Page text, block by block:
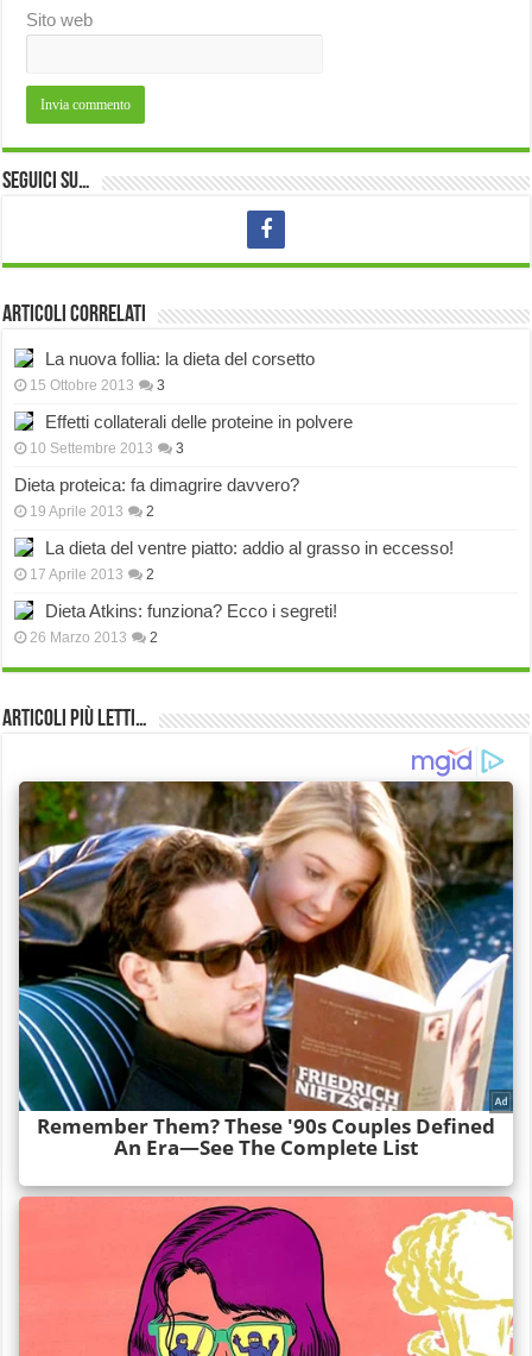
Sito web
Seguici su…
Articoli correlati
La nuova follia: la dieta del corsetto
15 Ottobre 2013 3
Effetti collaterali delle proteine in polvere
10 Settembre 2013 3
Dieta proteica: fa dimagrire davvero?
19 Aprile 2013 2
La dieta del ventre piatto: addio al grasso in eccesso!
17 Aprile 2013 2
Dieta Atkins: funziona? Ecco i segreti!
26 Marzo 2013 2
Articoli più Letti…